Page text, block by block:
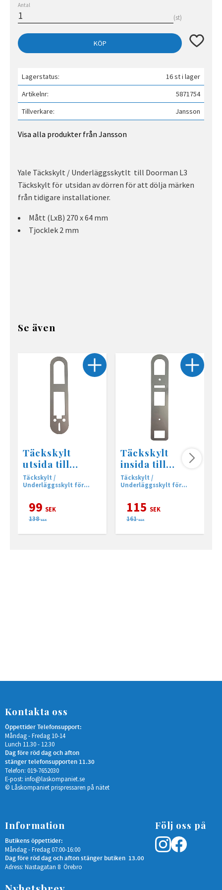
Antal
st
KÖP Lägg till
Lagerstatus
16 st i lager
Artikelnr
5871754
Tillverkare
Jansson
Visa alla produkter från Jansson
Yale Täckskylt / Underläggsskytlt till Doorman L3
Täckskylt för utsidan av dörren för att dölja märken
från tidigare installationer.
Mått (LxB) 270 x 64 mm
Tjocklek 2 mm
Se även
Täckskylt
utsida till
Doorman L3
Täckskylt /
Underläggsskylt för
99 SEK
138 SEK
Täckskylt
insida till
Doorman L3
Täckskylt /
Underläggsskylt för
115 SEK
161 SEK
Kontakta oss
Öppettider Telefonsupport:
Måndag - Fredag 10-14
Lunch 11.30 - 12.30
Dag före röd dag och afton
stänger telefonsupporten 11.30
Telefon: 019-7652030
E-post: info@laskompaniet.se
© Låskompaniet prispressaren på nätet
Information
Butikens öppettider:
Måndag - Fredag 07:00-16:00
Dag före röd dag och afton stänger butiken 13.00
Adress: Nastagatan 8 Örebro
Följ oss på